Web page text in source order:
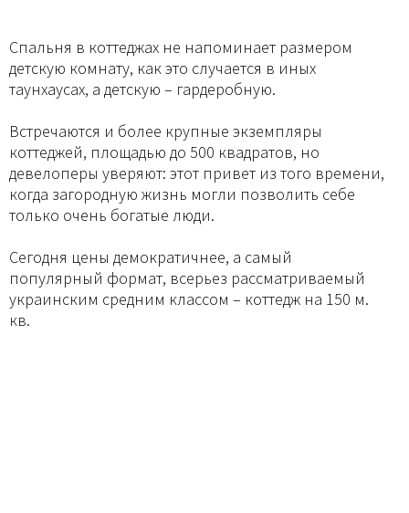
Спальня в коттеджах не напоминает размером
детскую комнату, как это случается в иных
таунхаусах, а детскую – гардеробную.
Встречаются и более крупные экземпляры
коттеджей, площадью до 500 квадратов, но
девелоперы уверяют: этот привет из того времени,
когда загородную жизнь могли позволить себе
только очень богатые люди.
Сегодня цены демократичнее, а самый
популярный формат, всерьез рассматриваемый
украинским средним классом – коттедж на 150 м.
кв.